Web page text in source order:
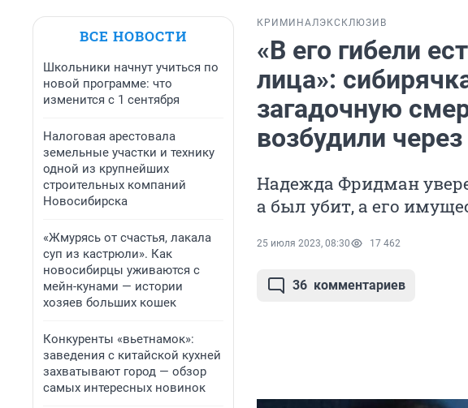
ВСЕ НОВОСТИ
Школьники начнут учиться по
новой программе: что
изменится с 1 сентября
Налоговая арестовала
земельные участки и технику
одной из крупнейших
строительных компаний
Новосибирска
«Жмурясь от счастья, лакала
суп из кастрюли». Как
новосибирцы уживаются с
мейн-кунами — истории
хозяев больших кошек
Конкуренты «вьетнамок»:
заведения с китайской кухней
захватывают город — обзор
самых интересных новинок
КРИМИНАЛ ЭКСКЛЮЗИВ
«В его гибели
лица»:
загадочную
возбудили через
Надежда Фридман
а был убит, а его
25 июля 2023, 08:30 17 462
36 комментариев